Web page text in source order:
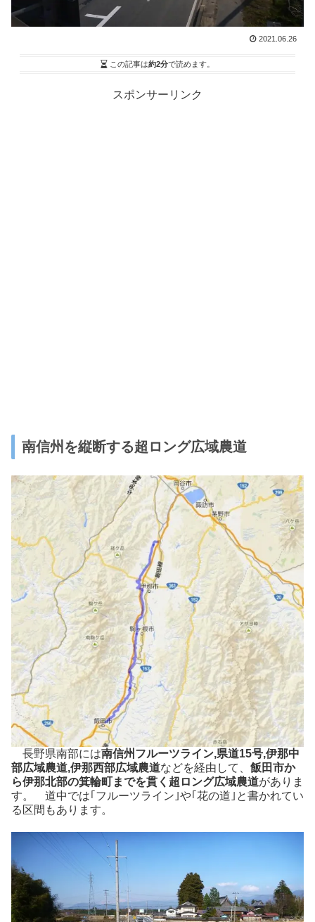
2021.06.26
この記事は約2分で読めます。
スポンサーリンク
南信州を縦断する超ロング広域農道
長野県南部には南信州フルーツライン,県道15号,伊那中
部広域農道,伊那西部広域農道などを経由して、 飯田市か
ら伊那北部の箕輪町までを貫く超ロング広域農道がありま
す。 道中では｢フルーツライン｣や｢花の道｣と書かれてい
る区間もあります。